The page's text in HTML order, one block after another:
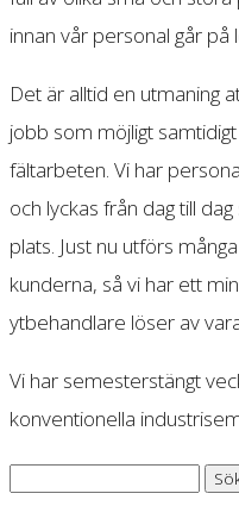
innan vår personal går på
Det är alltid en utmaning
jobb som möjligt
fältarbeten. Vi har
och lyckas från dag till
plats. Just nu utförs
kunderna, så vi har ett
ytbehandlare löser av
Vi har semesterstängt
konventionella